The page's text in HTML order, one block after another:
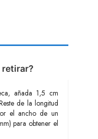
retirar?
añada 1,5 cm
de la longitud
el ancho de un
para obtener el